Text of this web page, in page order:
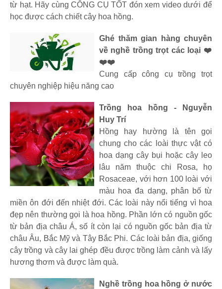
từ hạt. Hãy cùng CÔNG CỤ TỐT đón xem video dưới để
học được cách chiết cây hoa hồng.
Ghé thăm gian hàng chuyên
về nghề trồng trọt các loại ❤️
❤️❤️
Cung cấp công cụ trồng trọt
chuyên nghiệp hiệu năng cao
Trồng hoa hồng - Nguyễn
Huy Trí
Hồng hay hường là tên gọi
chung cho các loài thực vật có
hoa dạng cây bụi hoặc cây leo
lâu năm thuộc chi Rosa, họ
Rosaceae, với hơn 100 loài với
màu hoa đa dạng, phân bố từ
miền ôn đới đến nhiệt đới. Các loài này nổi tiếng vì hoa
đẹp nên thường gọi là hoa hồng. Phần lớn có nguồn gốc
từ bản địa châu Á, số ít còn lại có nguồn gốc bản địa từ
châu Âu, Bắc Mỹ và Tây Bắc Phi. Các loài bản địa, giống
cây trồng và cây lai ghép đều được trồng làm cảnh và lấy
hương thơm và được làm quà.
Nghề trồng hoa hồng ở nước